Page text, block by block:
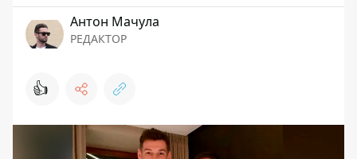
Антон Мачула
РЕДАКТОР
👍